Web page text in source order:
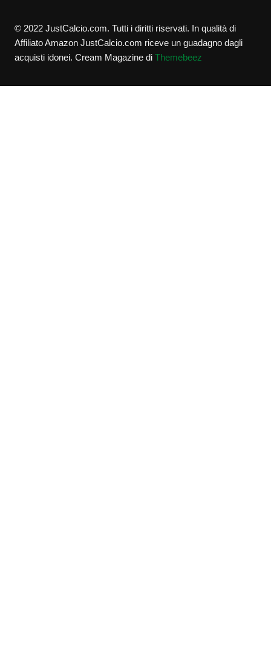
© 2022 JustCalcio.com. Tutti i diritti riservati. In qualità di
Affiliato Amazon JustCalcio.com riceve un guadagno dagli
acquisti idonei. Cream Magazine di Themebeez